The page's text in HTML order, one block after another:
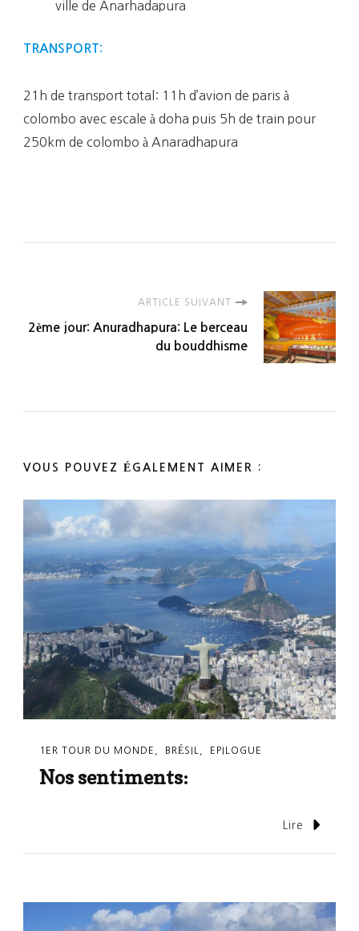
ville de Anarhadapura
TRANSPORT:
21h de transport total: 11h d’avion de paris à
colombo avec escale à doha puis 5h de train pour
250km de colombo à Anaradhapura
NavigationARTICLE SUIVANT
2ème jour: Anuradhapura: Le berceau
du bouddhisme
VOUS POUVEZ ÉGALEMENT AIMER :
1ER TOUR DU MONDE BRÉSIL EPILOGUE
Nos sentiments:
Lire